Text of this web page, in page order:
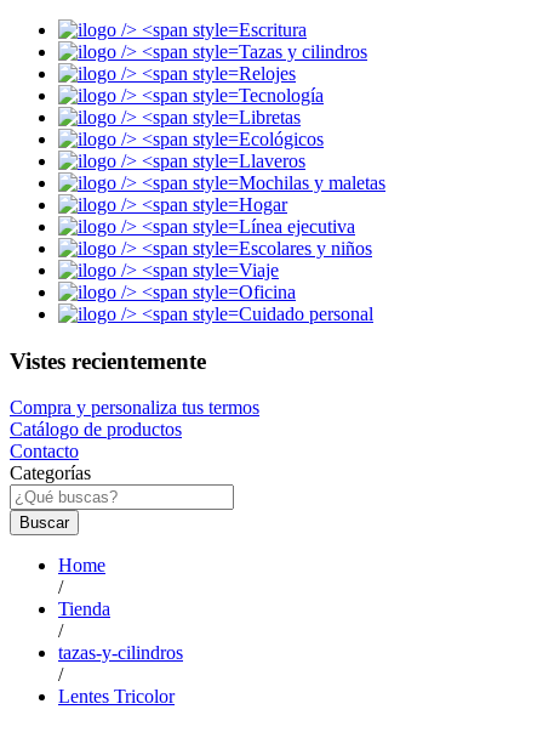
Escritura
Tazas y cilindros
Relojes
Tecnología
Libretas
Ecológicos
Llaveros
Mochilas y maletas
Hogar
Línea ejecutiva
Escolares y niños
Viaje
Oficina
Cuidado personal
Vistes recientemente
Compra y personaliza tus termos
Catálogo de productos
Contacto
Categorías
Buscar
Home
/
Tienda
/
tazas-y-cilindros
/
Lentes Tricolor